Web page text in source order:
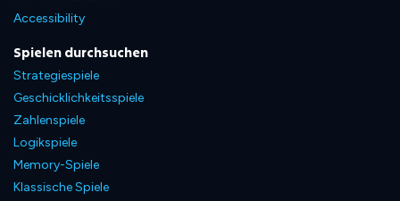
Accessibility
Spielen durchsuchen
Strategiespiele
Geschicklichkeitsspiele
Zahlenspiele
Logikspiele
Memory-Spiele
Klassische Spiele